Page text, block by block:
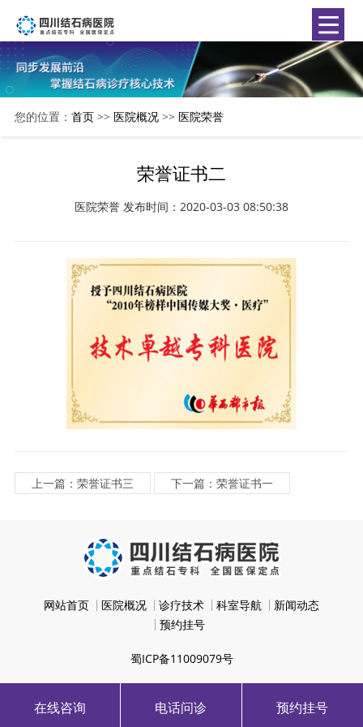
您的位置： 首页>> 医院概况>> 医院荣誉
荣誉证书二
医院荣誉 发布时间：2020-03-03 08:50:38
上一篇：荣誉证书三 下一篇：荣誉证书一
网站首页 医院概况 诊疗技术 科室导航
新闻动态
预约挂号
蜀ICP备11009079号
在线咨询 电话问诊 预约挂号